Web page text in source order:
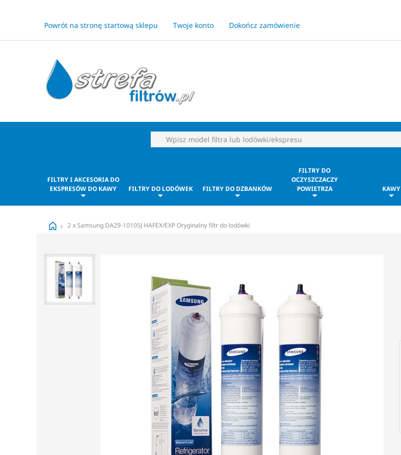
Powrót na stronę startową sklepu Twoje konto Dokończ zamówienie
FILTRY I AKCESORIA DO
EKSPRESÓW DO KAWY
FILTRY DO LODÓWEK FILTRY DO DZBANKÓW
FILTRY DO
OCZYSZCZACZY
POWIETRZA
KAWY
2 x Samsung DA29-10105J HAFEX/EXP Oryginalny filtr do lodówki